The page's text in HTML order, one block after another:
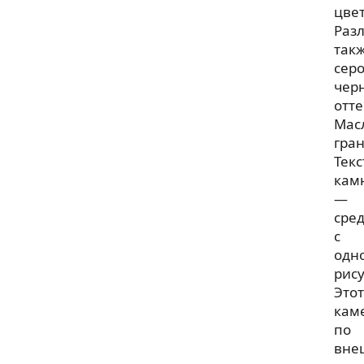
—
с
Этот
по